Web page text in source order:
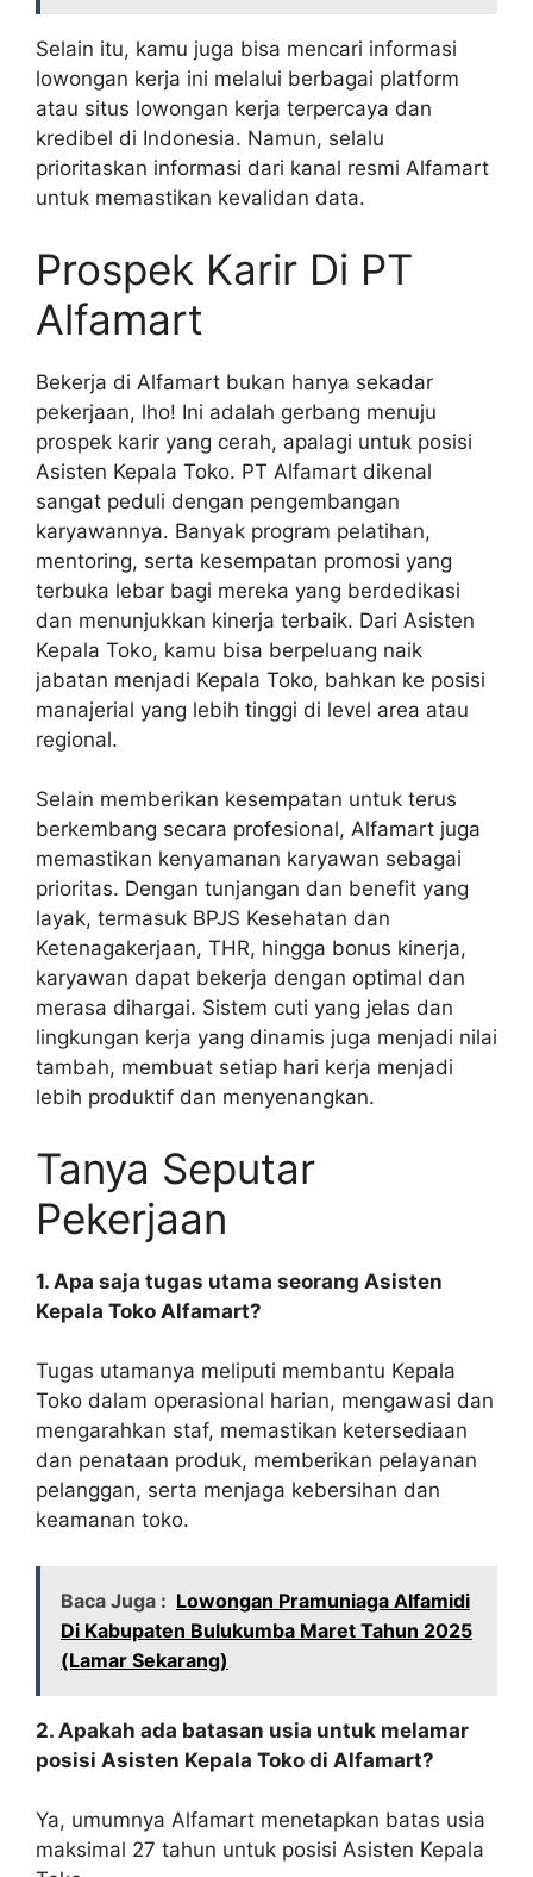
Selain itu, kamu juga bisa mencari informasi
lowongan kerja ini melalui berbagai platform
atau situs lowongan kerja terpercaya dan
kredibel di Indonesia. Namun, selalu
prioritaskan informasi dari kanal resmi Alfamart
untuk memastikan kevalidan data.
Prospek Karir Di PT
Alfamart
Bekerja di Alfamart bukan hanya sekadar
pekerjaan, lho! Ini adalah gerbang menuju
prospek karir yang cerah, apalagi untuk posisi
Asisten Kepala Toko. PT Alfamart dikenal
sangat peduli dengan pengembangan
karyawannya. Banyak program pelatihan,
mentoring, serta kesempatan promosi yang
terbuka lebar bagi mereka yang berdedikasi
dan menunjukkan kinerja terbaik. Dari Asisten
Kepala Toko, kamu bisa berpeluang naik
jabatan menjadi Kepala Toko, bahkan ke posisi
manajerial yang lebih tinggi di level area atau
regional.
Selain memberikan kesempatan untuk terus
berkembang secara profesional, Alfamart juga
memastikan kenyamanan karyawan sebagai
prioritas. Dengan tunjangan dan benefit yang
layak, termasuk BPJS Kesehatan dan
Ketenagakerjaan, THR, hingga bonus kinerja,
karyawan dapat bekerja dengan optimal dan
merasa dihargai. Sistem cuti yang jelas dan
lingkungan kerja yang dinamis juga menjadi nilai
tambah, membuat setiap hari kerja menjadi
lebih produktif dan menyenangkan.
Tanya Seputar
Pekerjaan
1. Apa saja tugas utama seorang Asisten
Kepala Toko Alfamart?
Tugas utamanya meliputi membantu Kepala
Toko dalam operasional harian, mengawasi dan
mengarahkan staf, memastikan ketersediaan
dan penataan produk, memberikan pelayanan
pelanggan, serta menjaga kebersihan dan
keamanan toko.
Baca Juga : Lowongan Pramuniaga Alfamidi
Di Kabupaten Bulukumba Maret Tahun 2025
(Lamar Sekarang)
2. Apakah ada batasan usia untuk melamar
posisi Asisten Kepala Toko di Alfamart?
Ya, umumnya Alfamart menetapkan batas usia
maksimal 27 tahun untuk posisi Asisten Kepala